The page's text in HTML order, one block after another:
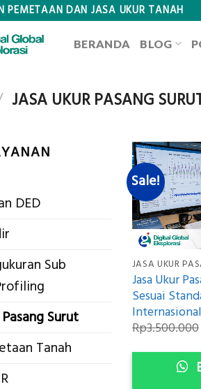
PEMETAAN DAN JASA UKUR TANAH
BERANDA BLOG
JASA UKUR PASANG
DED
Sub
Surut
Tanah
Sale!
JASA UKUR
Jasa Ukur
Sesuai
Internasional
Rp3.500.000